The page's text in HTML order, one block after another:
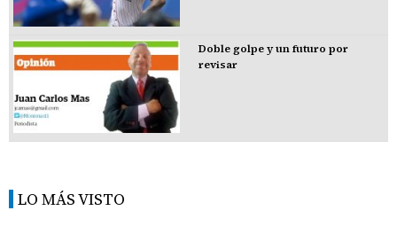
Doble golpe y un futuro por
revisar
LO MÁS VISTO